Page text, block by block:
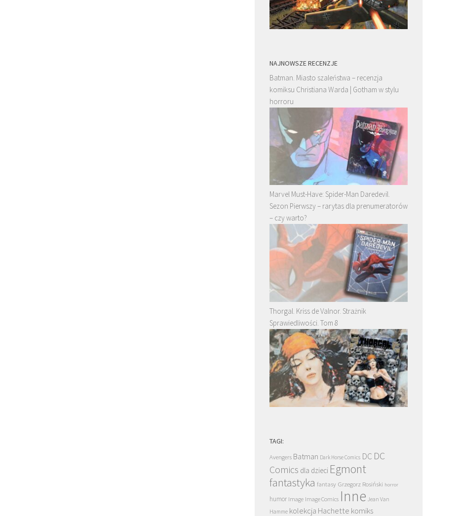
NAJNOWSZE RECENZJE
Batman. Miasto szaleństwa – recenzja
komiksu Christiana Warda | Gotham w stylu
horroru
Marvel Must-Have: Spider-Man Daredevil.
Sezon Pierwszy – rarytas dla prenumeratorów
– czy warto?
Thorgal. Kriss de Valnor. Strażnik
Sprawiedliwości. Tom 8
TAGI:
Avengers Batman Dark Horse Comics DC DC
Comics dla dzieci Egmont
fantastyka fantasy Grzegorz Rosiński horror
humor Image Image Comics Inne Jean Van
Hamme kolekcja Hachette komiks